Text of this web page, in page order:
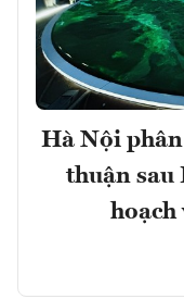
Hà Nội
thuận sau
hoạch